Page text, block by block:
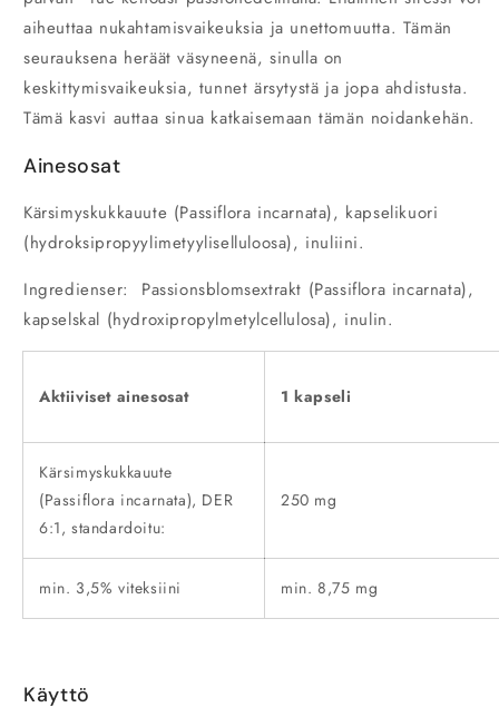
aiheuttaa nukahtamisvaikeuksia ja unettomuutta. Tämän
seurauksena heräät väsyneenä, sinulla on
keskittymisvaikeuksia, tunnet ärsytystä ja jopa ahdistusta.
Tämä kasvi auttaa sinua katkaisemaan tämän noidankehän.
Ainesosat
Kärsimyskukkauute (Passiflora incarnata), kapselikuori
(hydroksipropyylimetyyliselluloosa), inuliini.
Ingredienser: Passionsblomsextrakt (Passiflora incarnata),
kapselskal (hydroxipropylmetylcellulosa), inulin.
Aktiiviset ainesosat 1 kapseli
Kärsimyskukkauute
(Passiflora incarnata), DER
6:1, standardoitu:
250 mg
min. 3,5% viteksiini min. 8,75 mg
Käyttö